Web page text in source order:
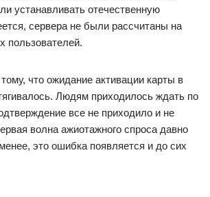
устанавливать отечественную
сервера не были рассчитаны на
пользователей.
что ожидание активации карты в
Людям приходилось ждать по
все не приходило и не
волна ажиотажного спроса давно
это ошибка появляется и до сих